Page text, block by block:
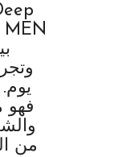
فهو
من